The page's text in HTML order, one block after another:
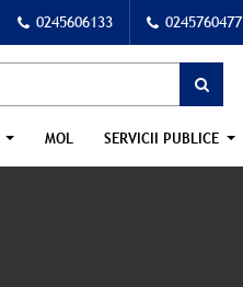
0245606133 0245760477
MOL SERVICII PUBLICE